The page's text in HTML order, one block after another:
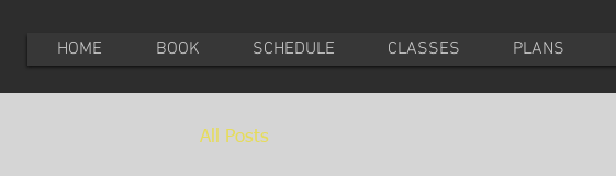
HOME BOOK SCHEDULE CLASSES PLANS
All Posts